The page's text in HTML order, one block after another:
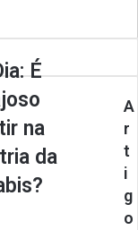
É
na
da
A
r
t
i
g
o